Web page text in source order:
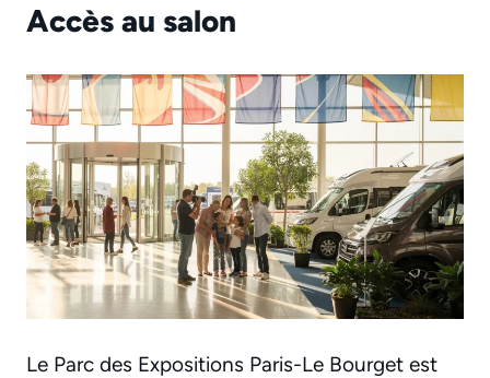
Accès au salon
Le Parc des Expositions Paris-Le Bourget est